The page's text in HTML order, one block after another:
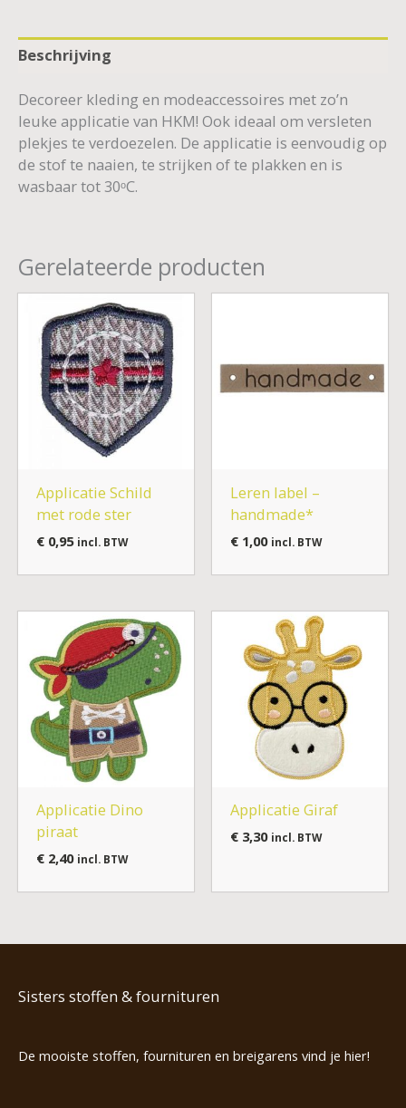
Beschrijving
Decoreer kleding en modeaccessoires met zo’n
leuke applicatie van HKM! Ook ideaal om versleten
plekjes te verdoezelen. De applicatie is eenvoudig op
de stof te naaien, te strijken of te plakken en is
wasbaar tot 30ᵒC.
Gerelateerde producten
Applicatie Schild
met rode ster
€0,95 incl. BTW
Leren label –
handmade*
€1,00 incl. BTW
Applicatie Dino
piraat
€2,40 incl. BTW
Applicatie Giraf
€3,30 incl. BTW
Sisters stoffen & fournituren
De mooiste stoffen, fournituren en breigarens vind je hier!